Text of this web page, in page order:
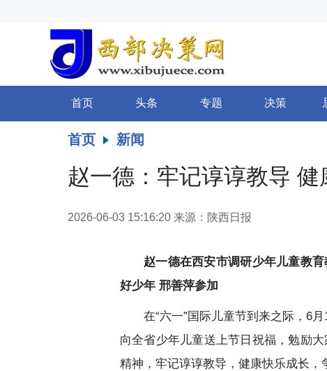
首页 头条 专题 决策
首页 新闻
赵一德：牢记谆谆教导
2026-06-03 15:16:20 来源：陕西日报
赵一德在西安市调研少年儿童教
好少年 邢善萍参加
在“六一”国际儿童节到来之际，6
向全省少年儿童送上节日祝福，勉励
精神，牢记谆谆教导，健康快乐成长，